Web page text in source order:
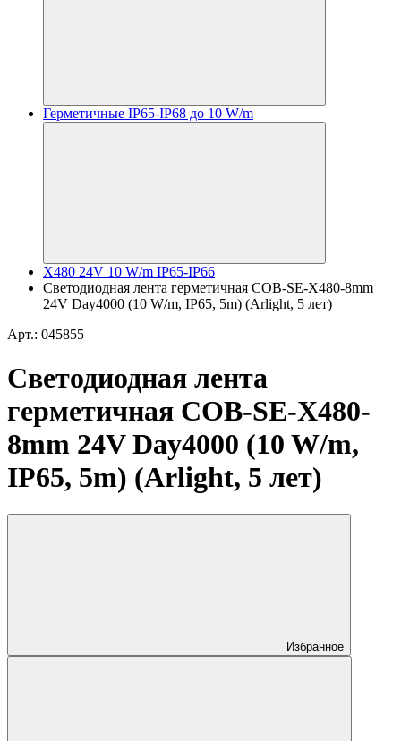
Герметичные IP65-IP68 до 10 W/m
X480 24V 10 W/m IP65-IP66
Светодиодная лента герметичная COB-SE-X480-8mm
24V Day4000 (10 W/m, IP65, 5m) (Arlight, 5 лет)
Арт.: 045855
Светодиодная лента
герметичная COB-SE-X480-
8mm 24V Day4000 (10 W/m,
IP65, 5m) (Arlight, 5 лет)
Избранное